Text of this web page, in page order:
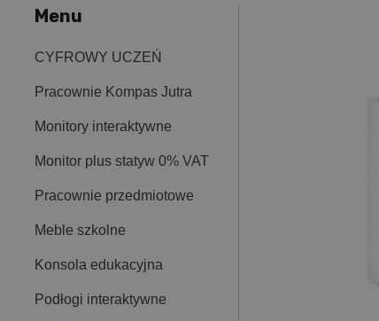
Menu
CYFROWY UCZEŃ
Pracownie Kompas Jutra
Monitory interaktywne
Monitor plus statyw 0% VAT
Pracownie przedmiotowe
Meble szkolne
Konsola edukacyjna
Podłogi interaktywne